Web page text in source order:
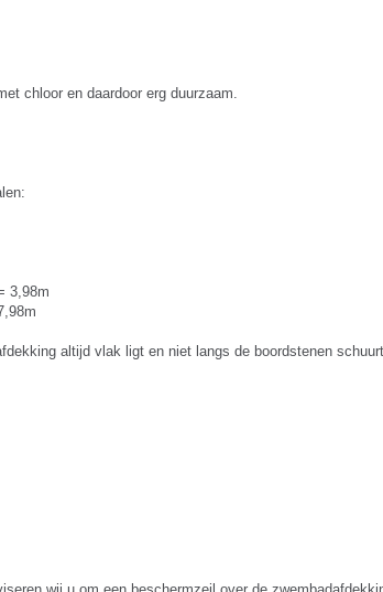
chloor en daardoor erg duurzaam.
3,98m
altijd vlak ligt en niet langs de boordstenen